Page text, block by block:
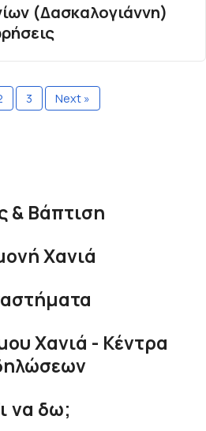
(Δασκαλογιάννη)
3 Next »
& Βάπτιση
Χανιά
Χανιά - Κέντρα
να δω;